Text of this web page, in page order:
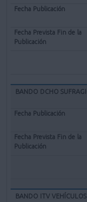
BANDO DCHO
BANDO ITV